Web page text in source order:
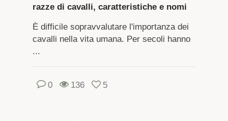
razze di cavalli, caratteristiche e nomi
È difficile sopravvalutare l'importanza dei
cavalli nella vita umana. Per secoli hanno
...
0 136 5